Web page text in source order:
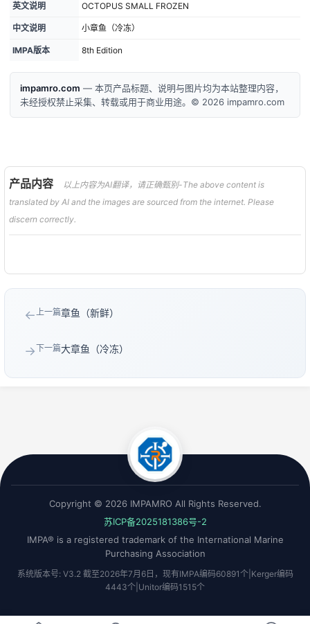
英文说明 OCTOPUS SMALL FROZEN
中文说明 小章鱼（冷冻）
IMPA版本 8th Edition
impamro.com — 本页产品标题、说明与图片均为本站整理内容，
未经授权禁止采集、转载或用于商业用途。© 2026 impamro.com
产品内容
以上内容为AI翻译，请正确甄别-The above content is
translated by AI and the images are sourced from the internet. Please
discern correctly.
←上一篇章鱼（新鲜）
→下一篇大章鱼（冷冻）
Copyright © 2026 IMPAMRO All Rights Reserved.
苏ICP备2025181386号-2
IMPA® is a registered trademark of the International Marine
Purchasing Association
系统版本号: V3.2 截至2026年7月6日，现有IMPA编码60891个|Kerger编码
4443个|Unitor编码1515个